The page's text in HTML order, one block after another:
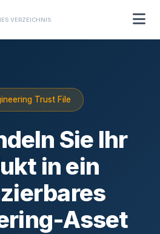
VERZEICHNIS
Trust File
Sie Ihr
in ein
Asset